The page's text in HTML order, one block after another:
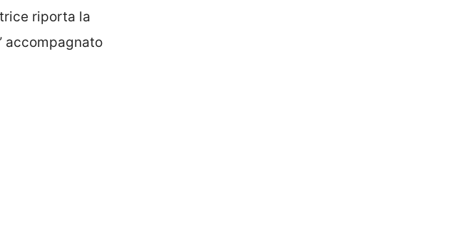
riporta la
accompagnato